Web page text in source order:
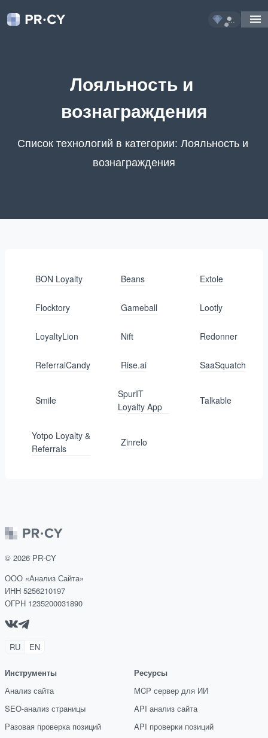
...
Лояльность и
вознаграждения
Список технологий в категории: Лояльность и
вознаграждения
BON Loyalty Beans Extole
Flocktory Gameball Lootly
LoyaltyLion Nift Redonner
ReferralCandy Rise.ai SaaSquatch
Smile
SpurIT
Loyalty App
Talkable
Yotpo Loyalty &
Referrals
Zinrelo
© 2026 PR-CY
ООО «Анализ Сайта»
ИНН 5256210197
ОГРН 1235200031890
RU EN
Инструменты
Анализ сайта
SEO-анализ страницы
Разовая проверка позиций
Ресурсы
MCP сервер для ИИ
API анализ сайта
API проверки позиций